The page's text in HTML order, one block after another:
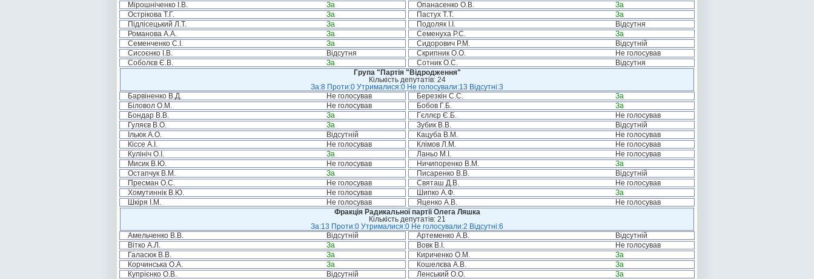
Мірошніченко І.В.
За Опанасенко О.В.
За
Острікова Т.Г.
За Пастух Т.Т.
За
Підлісецький Л.Т.
За Подоляк І.І.
Відсутня
Романова А.А.
За Семенуха Р.С.
За
Семенченко С.І.
За Сидорович Р.М.
Відсутній
Сисоєнко І.В.
Відсутня Скрипник О.О.
Не голосував
Соболєв Є.В.
За Сотник О.С.
Відсутня
Група "Партія "Відродження"
Кількість депутатів: 24
За:8 Проти:0 Утрималися:0 Не голосували:13 Відсутні:3
Барвіненко В.Д.
Не голосував Березкін С.С.
За
Біловол О.М.
Не голосував Бобов Г.Б.
За
Бондар В.В.
За Гєллєр Є.Б.
Не голосував
Гуляєв В.О.
За Зубик В.В.
Відсутній
Ільюк А.О.
Відсутній Кацуба В.М.
Не голосував
Кіссе А.І.
Не голосував Клімов Л.М.
Не голосував
Кулініч О.І.
За Ланьо М.І.
Не голосував
Мисик В.Ю.
Не голосував Ничипоренко В.М.
За
Остапчук В.М.
За Писаренко В.В.
Відсутній
Пресман О.С.
Не голосував Святаш Д.В.
Не голосував
Хомутиннік В.Ю.
Не голосував Шипко А.Ф.
За
Шкіря І.М.
Не голосував Яценко А.В.
Не голосував
Фракція Радикальної партії Олега Ляшка
Кількість депутатів: 21
За:13 Проти:0 Утрималися:0 Не голосували:2 Відсутні:6
Амельченко В.В.
Відсутній Артеменко А.В.
Відсутній
Вітко А.Л.
За Вовк В.І.
Не голосував
Галасюк В.В.
За Кириченко О.М.
За
Корчинська О.А.
За Кошелєва А.В.
За
Купрієнко О.В.
Відсутній Ленський О.О. За